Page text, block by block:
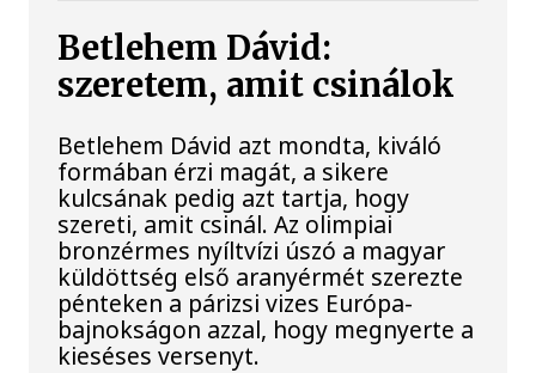
Betlehem Dávid:
szeretem, amit csinálok
Betlehem Dávid azt mondta, kiváló
formában érzi magát, a sikere
kulcsának pedig azt tartja, hogy
szereti, amit csinál. Az olimpiai
bronzérmes nyíltvízi úszó a magyar
küldöttség első aranyérmét szerezte
pénteken a párizsi vizes Európa-
bajnokságon azzal, hogy megnyerte a
kieséses versenyt.